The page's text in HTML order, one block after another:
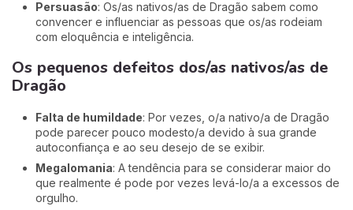
Persuasão: Os/as nativos/as de Dragão sabem como
convencer e influenciar as pessoas que os/as rodeiam
com eloquência e inteligência.
Os pequenos defeitos dos/as nativos/as de
Dragão
Falta de humildade: Por vezes, o/a nativo/a de Dragão
pode parecer pouco modesto/a devido à sua grande
autoconfiança e ao seu desejo de se exibir.
Megalomania: A tendência para se considerar maior do
que realmente é pode por vezes levá-lo/a a excessos de
orgulho.